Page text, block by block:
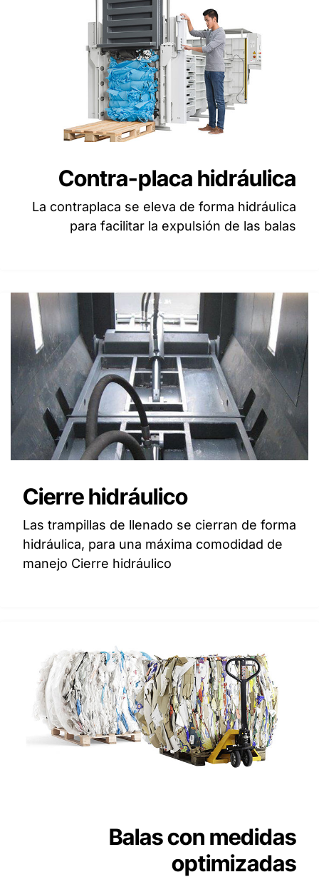
Contra-placa hidráulica
La contraplaca se eleva de forma hidráulica
para facilitar la expulsión de las balas
Cierre hidráulico
Las trampillas de llenado se cierran de forma
hidráulica, para una máxima comodidad de
manejo Cierre hidráulico
Balas con medidas
optimizadas